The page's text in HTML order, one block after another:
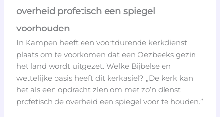
overheid profetisch een spiegel
voorhouden
In Kampen heeft een voortdurende kerkdienst
plaats om te voorkomen dat een Oezbeeks gezin
het land wordt uitgezet. Welke Bijbelse en
wettelijke basis heeft dit kerkasiel? „De kerk kan
het als een opdracht zien om met zo’n dienst
profetisch de overheid een spiegel voor te houden.”